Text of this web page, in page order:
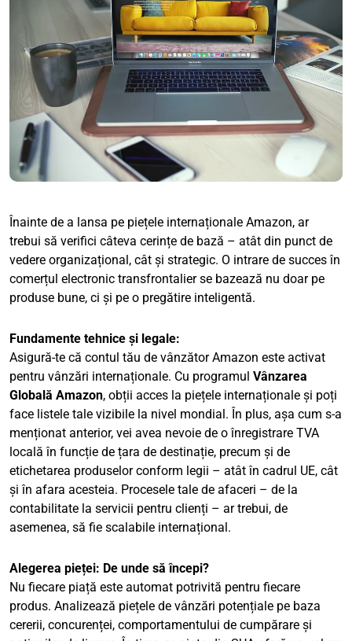
Înainte de a lansa pe piețele internaționale Amazon, ar
trebui să verifici câteva cerințe de bază – atât din punct de
vedere organizațional, cât și strategic. O intrare de succes în
comerțul electronic transfrontalier se bazează nu doar pe
produse bune, ci și pe o pregătire inteligentă.
Fundamente tehnice și legale:
Asigură-te că contul tău de vânzător Amazon este activat
pentru vânzări internaționale. Cu programul Vânzarea
Globală Amazon, obții acces la piețele internaționale și poți
face listele tale vizibile la nivel mondial. În plus, așa cum s-a
menționat anterior, vei avea nevoie de o înregistrare TVA
locală în funcție de țara de destinație, precum și de
etichetarea produselor conform legii – atât în cadrul UE, cât
și în afara acesteia. Procesele tale de afaceri – de la
contabilitate la servicii pentru clienți – ar trebui, de
asemenea, să fie scalabile internațional.
Alegerea pieței: De unde să începi?
Nu fiecare piață este automat potrivită pentru fiecare
produs. Analizează piețele de vânzări potențiale pe baza
cererii, concurenței, comportamentului de cumpărare și